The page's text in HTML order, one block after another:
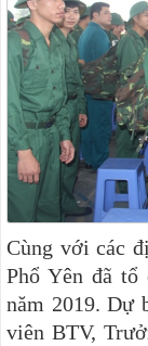
Cùng với các
Phổ Yên đã tổ
năm 2019. Dự
viên BTV,